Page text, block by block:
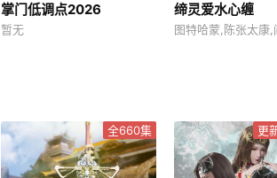
掌门低调点2026
暂无
缔灵爱水心缠
全660集 更